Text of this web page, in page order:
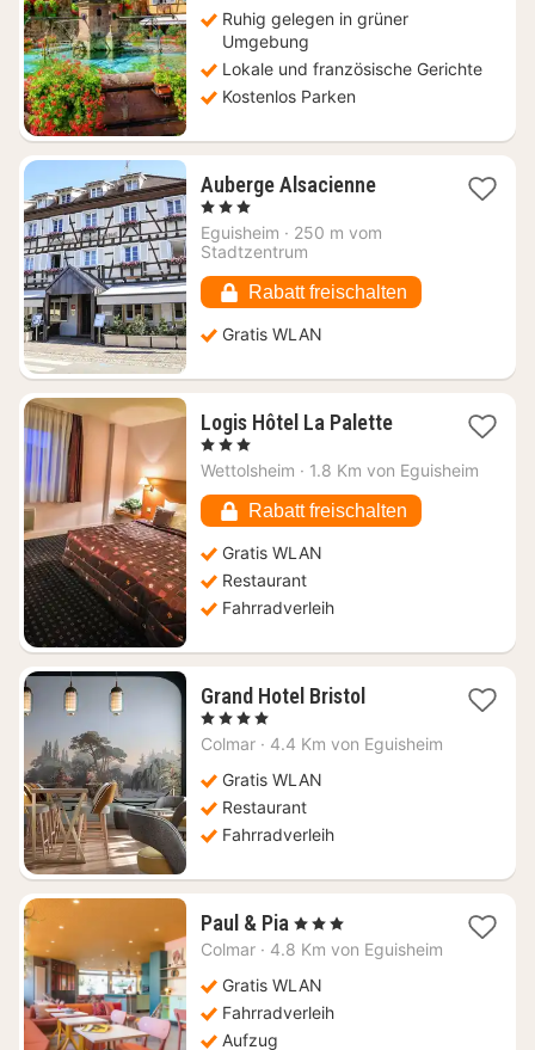
€
Ruhig gelegen in grüner
Umgebung
Lokale und französische Gerichte
Kostenlos Parken
Auberge Alsacienne1
ab
, 3 Sterne
Eguisheim · 250 m vom
Stadtzentrum
Rabatt freischalten
Gratis WLAN
Logis Hôtel La Palette1
ab
76,09
€
, 3 Sterne
Wettolsheim · 1.8 Km von Eguisheim
Rabatt freischalten
Gratis WLAN
Restaurant
Fahrradverleih
Grand Hotel Bristol1
ab
119,65
, 4 Sterne
Colmar · 4.4 Km von Eguisheim
Gratis WLAN
Restaurant
Fahrradverleih
Paul & Pia 1
Nacht
124,44
€
, 3 Sterne
Colmar · 4.8 Km von Eguisheim
Gratis WLAN
Fahrradverleih
Aufzug